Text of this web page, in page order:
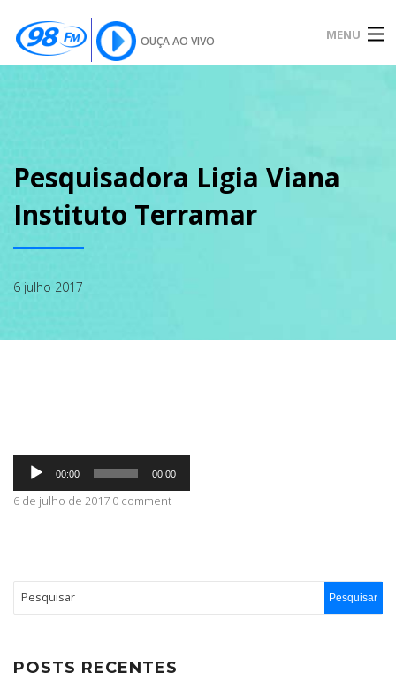
OUÇA AO VIVO MENU
SOBRE
PODCAST
CONTATO
Pesquisadora Ligia Viana
Instituto Terramar
6 julho 2017
Tocador
áudio
00:00 00:00
6 de julho de 2017 0 comment
POSTS RECENTES